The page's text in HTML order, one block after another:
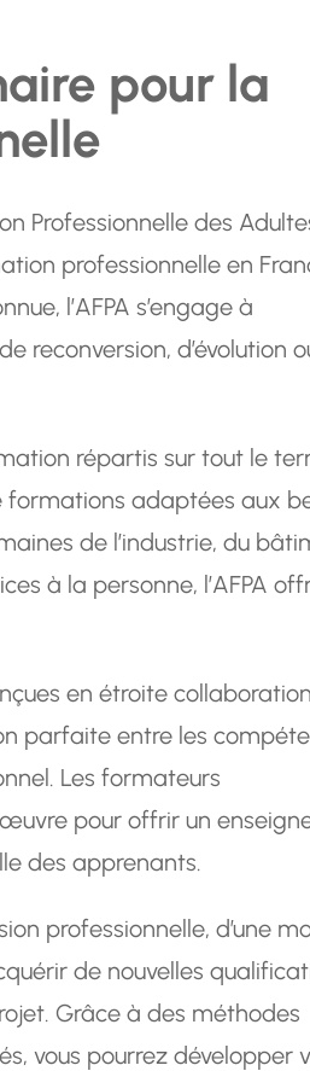
pour la
Professionnelle des
professionnelle en
l’AFPA s’engage à
reconversion, d’évolution
répartis sur tout le
formations adaptées aux
de l’industrie, du
à la personne, l’AFPA
en étroite
parfaite entre les
Les formateurs
pour offrir un
des apprenants.
professionnelle, d’une
de nouvelles
Grâce à des méthodes
vous pourrez développer